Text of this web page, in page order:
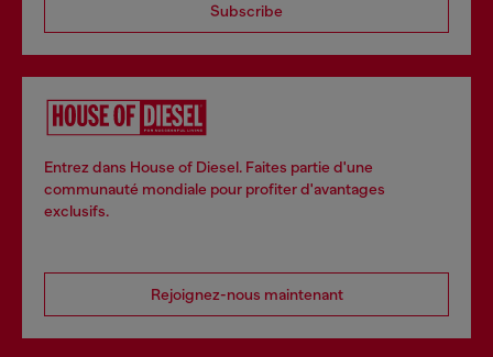
Subscribe
Entrez dans House of Diesel. Faites partie d'une
communauté mondiale pour profiter d'avantages
exclusifs.
Rejoignez-nous maintenant